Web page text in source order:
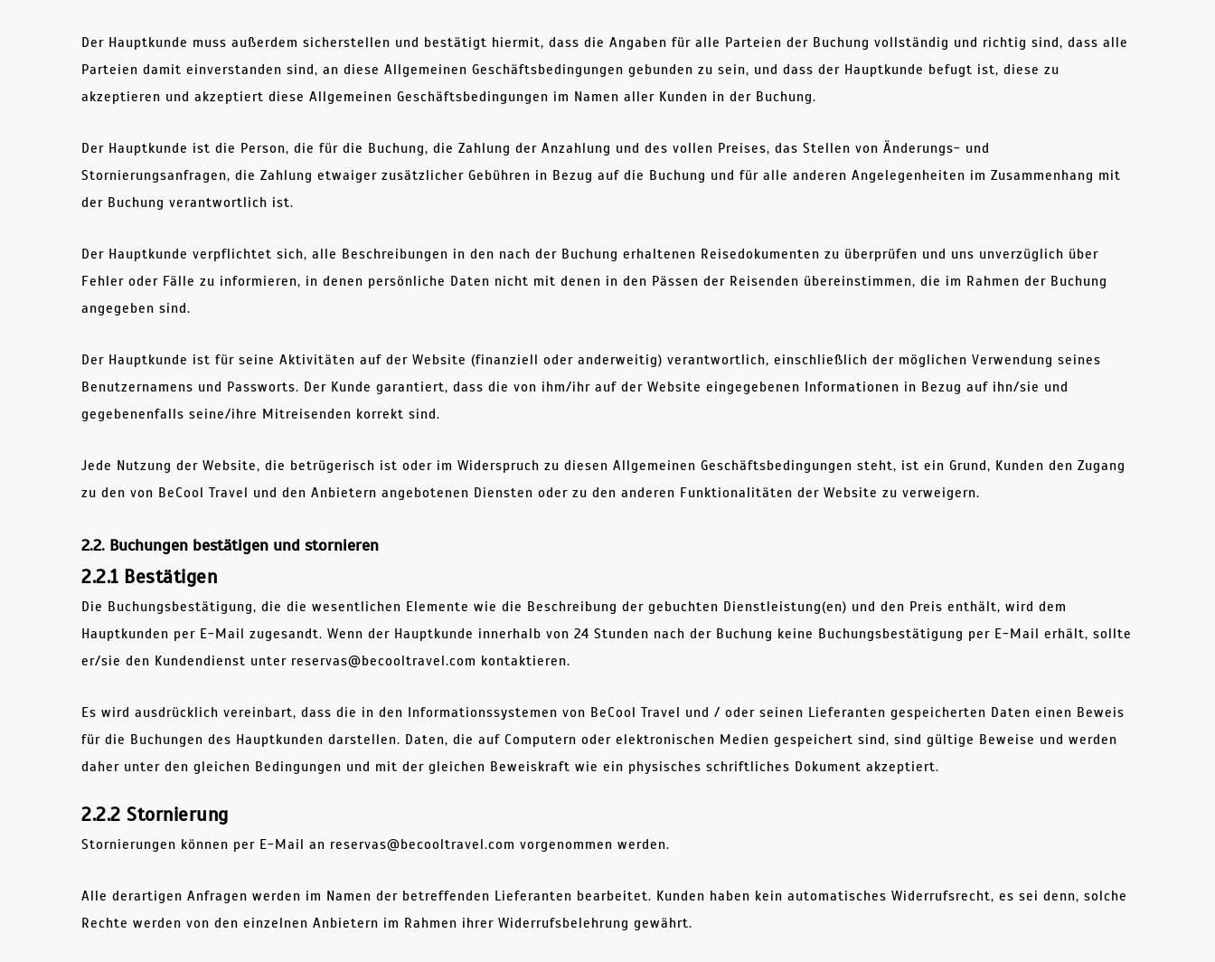
Der Hauptkunde muss außerdem sicherstellen und bestätigt hiermit, dass die Angaben für alle Parteien der Buchung vollständig und richtig sind, dass alle
Parteien damit einverstanden sind, an diese Allgemeinen Geschäftsbedingungen gebunden zu sein, und dass der Hauptkunde befugt ist, diese zu
akzeptieren und akzeptiert diese Allgemeinen Geschäftsbedingungen im Namen aller Kunden in der Buchung.
Der Hauptkunde ist die Person, die für die Buchung, die Zahlung der Anzahlung und des vollen Preises, das Stellen von Änderungs- und
Stornierungsanfragen, die Zahlung etwaiger zusätzlicher Gebühren in Bezug auf die Buchung und für alle anderen Angelegenheiten im Zusammenhang mit
der Buchung verantwortlich ist.
Der Hauptkunde verpflichtet sich, alle Beschreibungen in den nach der Buchung erhaltenen Reisedokumenten zu überprüfen und uns unverzüglich über
Fehler oder Fälle zu informieren, in denen persönliche Daten nicht mit denen in den Pässen der Reisenden übereinstimmen, die im Rahmen der Buchung
angegeben sind.
Der Hauptkunde ist für seine Aktivitäten auf der Website (finanziell oder anderweitig) verantwortlich, einschließlich der möglichen Verwendung seines
Benutzernamens und Passworts. Der Kunde garantiert, dass die von ihm/ihr auf der Website eingegebenen Informationen in Bezug auf ihn/sie und
gegebenenfalls seine/ihre Mitreisenden korrekt sind.
Jede Nutzung der Website, die betrügerisch ist oder im Widerspruch zu diesen Allgemeinen Geschäftsbedingungen steht, ist ein Grund, Kunden den Zugang
zu den von BeCool Travel und den Anbietern angebotenen Diensten oder zu den anderen Funktionalitäten der Website zu verweigern.
2.2. Buchungen bestätigen und stornieren
2.2.1 Bestätigen
Die Buchungsbestätigung, die die wesentlichen Elemente wie die Beschreibung der gebuchten Dienstleistung(en) und den Preis enthält, wird dem
Hauptkunden per E-Mail zugesandt. Wenn der Hauptkunde innerhalb von 24 Stunden nach der Buchung keine Buchungsbestätigung per E-Mail erhält, sollte
er/sie den Kundendienst unter reservas@becooltravel.com kontaktieren.
Es wird ausdrücklich vereinbart, dass die in den Informationssystemen von BeCool Travel und / oder seinen Lieferanten gespeicherten Daten einen Beweis
für die Buchungen des Hauptkunden darstellen. Daten, die auf Computern oder elektronischen Medien gespeichert sind, sind gültige Beweise und werden
daher unter den gleichen Bedingungen und mit der gleichen Beweiskraft wie ein physisches schriftliches Dokument akzeptiert.
2.2.2 Stornierung
Stornierungen können per E-Mail an reservas@becooltravel.com vorgenommen werden.
Alle derartigen Anfragen werden im Namen der betreffenden Lieferanten bearbeitet. Kunden haben kein automatisches Widerrufsrecht, es sei denn, solche
Rechte werden von den einzelnen Anbietern im Rahmen ihrer Widerrufsbelehrung gewährt.